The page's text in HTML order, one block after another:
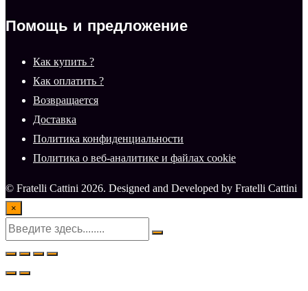
Помощь и предложение
Как купить ?
Как оплатить ?
Возвращается
Доставка
Политика конфиденциальности
Политика о веб-аналитике и файлах cookie
© Fratelli Cattini 2026. Designed and Developed by Fratelli Cattini
×